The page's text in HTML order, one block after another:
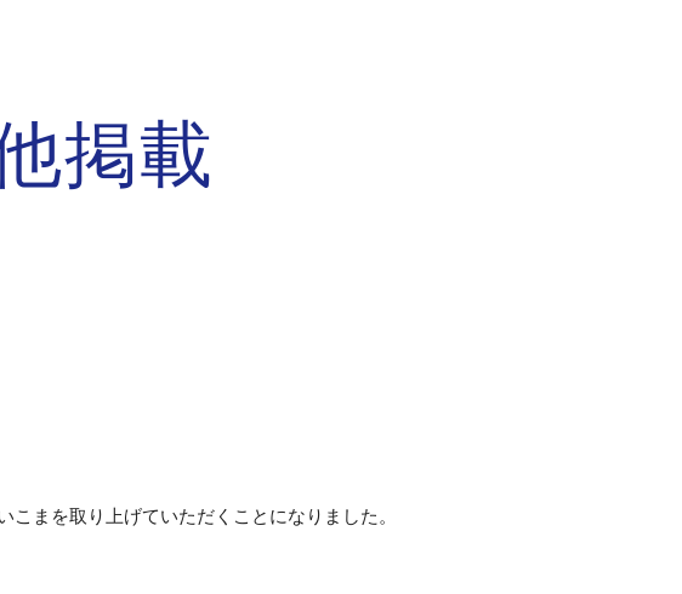
掲載
こまを取り上げていただくことになりました。